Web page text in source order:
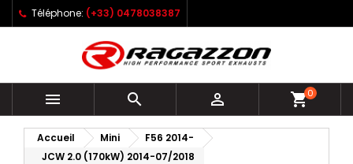
Téléphone: (+33) 0478038387
   shopping_cart0
Accueil Mini
F56 2014-
JCW 2.0 (170kW) 2014-07/2018